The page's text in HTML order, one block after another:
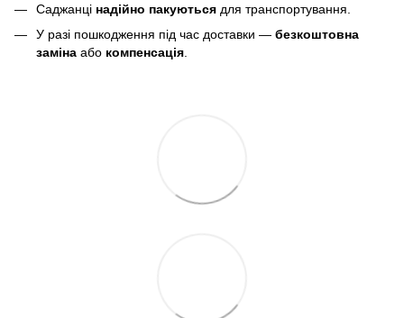
Саджанці надійно пакуються для транспортування.
У разі пошкодження під час доставки — безкоштовна
заміна або компенсація.